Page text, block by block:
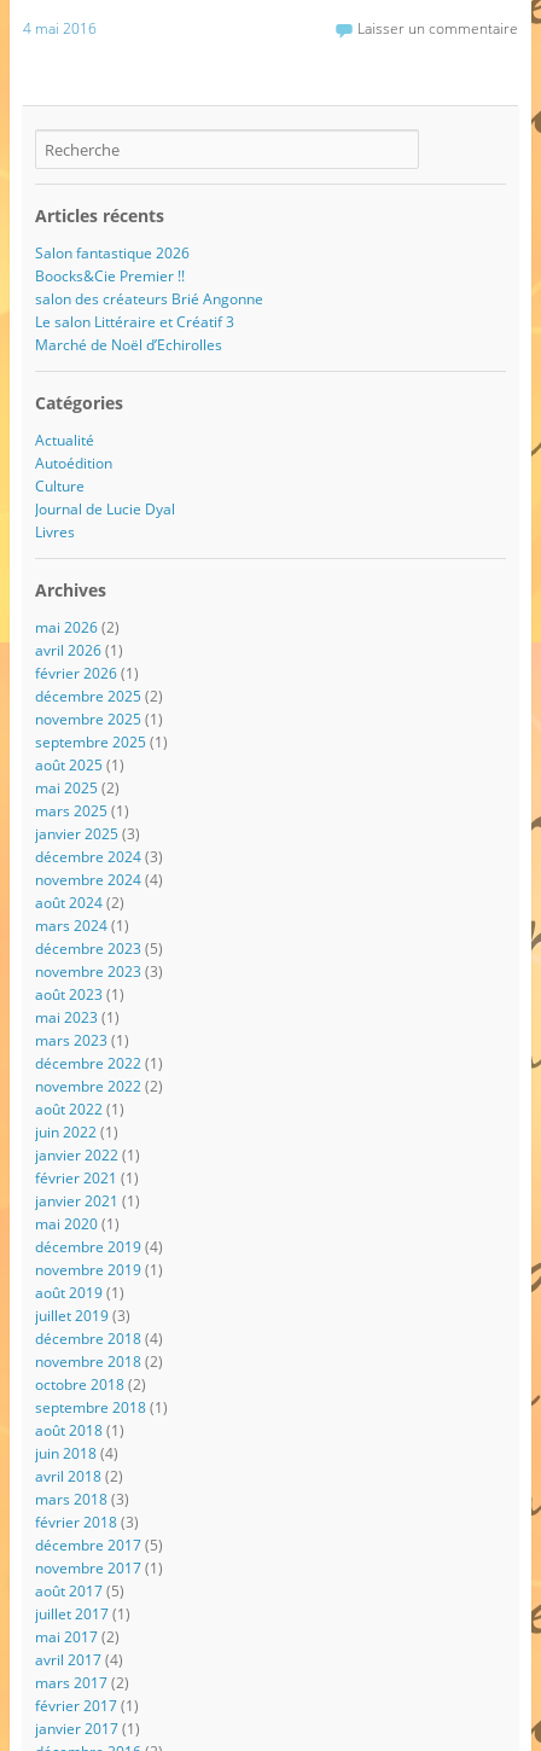
4 mai 2016 Laisser un commentaire
Articles récents
Salon fantastique 2026
Boocks&Cie Premier !!
salon des créateurs Brié Angonne
Le salon Littéraire et Créatif 3
Marché de Noël d’Echirolles
Catégories
Actualité
Autoédition
Culture
Journal de Lucie Dyal
Livres
Archives
mai 2026(2)
avril 2026(1)
février 2026(1)
décembre 2025(2)
novembre 2025(1)
septembre 2025(1)
août 2025(1)
mai 2025(2)
mars 2025(1)
janvier 2025(3)
décembre 2024(3)
novembre 2024(4)
août 2024(2)
mars 2024(1)
décembre 2023 (5)
novembre 2023 (3)
août 2023 (1)
mai 2023 (1)
mars 2023 (1)
décembre 2022(1)
novembre 2022(2)
août 2022(1)
juin 2022(1)
janvier 2022(1)
février 2021 (1)
janvier 2021 (1)
mai 2020(1)
décembre 2019(4)
novembre 2019(1)
août 2019(1)
juillet 2019(3)
décembre 2018(4)
novembre 2018(2)
octobre 2018(2)
septembre 2018(1)
août 2018(1)
juin 2018(4)
avril 2018(2)
mars 2018(3)
février 2018(3)
décembre 2017(5)
novembre 2017(1)
août 2017(5)
juillet 2017(1)
mai 2017(2)
avril 2017(4)
mars 2017(2)
février 2017(1)
janvier 2017(1)